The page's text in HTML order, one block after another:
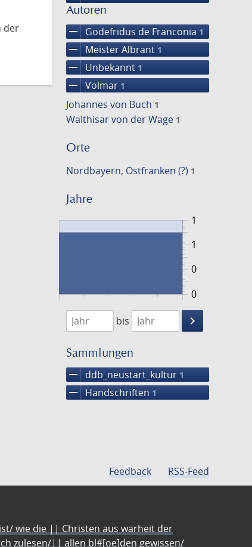
Autoren
remove Godefridus de Franconia 1
remove Meister Albrant 1
remove Unbekannt 1
remove Volmar 1
Johannes von Buch 1
Walthisar von der Wage 1
Orte
Nordbayern, Ostfranken (?) 1
Jahre
0
1
0
1
1474
1475
bis
keyboard_arrow_right
Suche
Sammlungen
remove ddb_neustart_kultur 1
remove Handschriften 1
der
Feedback RSS-Feed
wie die || Christen aus warheit der
zulesen/|| allen bl#[oe]den gewissen/